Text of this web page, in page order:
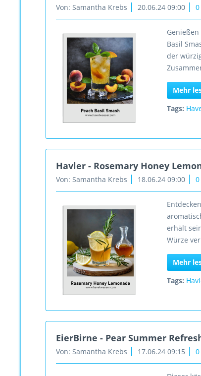
Von: Samantha Krebs 20.06.24 09:00
Basil
der
Mehr
Tags:
Havler - Rosemary Honey
Von: Samantha Krebs 18.06.24 09:00
erhält
Würze
Mehr
Tags:
EierBirne - Pear Summer
Von: Samantha Krebs 17.06.24 09:15